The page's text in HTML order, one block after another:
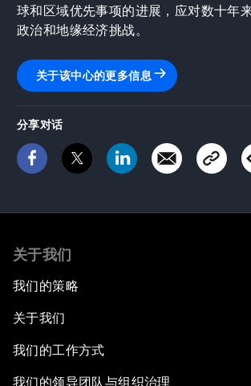
球和区域优先事项的进展，应对数十年
政治和地缘经济挑战。
关于该中心的更多信息
分享对话
关于我们
我们的策略
关于我们
我们的工作方式
我们的领导团队与组织治理